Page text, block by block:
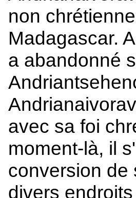
non
Madagascar.
a abandonné
avec sa foi
moment-là, il
conversion de
divers